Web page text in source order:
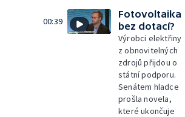
00:39
Fotovoltaika
bez dotací?
Výrobci elektřiny
z obnovitelných
zdrojů přijdou o
státní podporu.
Senátem hladce
prošla novela,
které ukončuje